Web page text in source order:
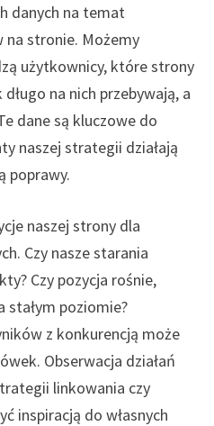
danych na temat
stronie. Możemy
użytkownicy, które strony
na nich przebywają, a
dane są kluczowe do
naszej strategii działają
poprawy.
naszej strony dla
Czy nasze starania
Czy pozycja rośnie,
stałym poziomie?
z konkurencją może
Obserwacja działań
linkowania czy
inspiracją do własnych